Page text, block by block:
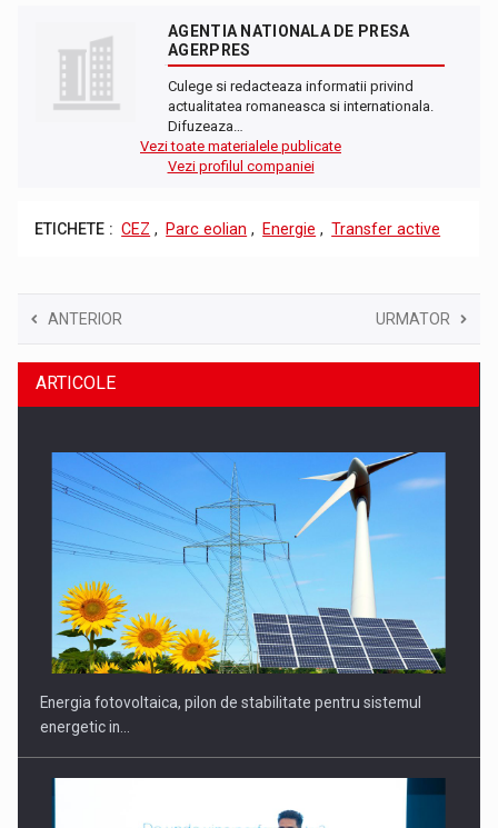
AGENTIA NATIONALA DE PRESA
AGERPRES
Culege si redacteaza informatii privind
actualitatea romaneasca si internationala.
Difuzeaza…
Vezi toate materialele publicate
Vezi profilul companiei
ETICHETE : CEZ , Parc eolian , Energie , Transfer active
ANTERIOR URMATOR
ARTICOLE
Energia fotovoltaica, pilon de stabilitate pentru sistemul
energetic in…